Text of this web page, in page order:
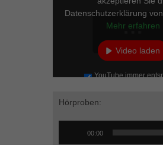
Datenschutzerklärung von
Mehr erfahren
Video laden
YouTube immer
Hörproben:
Audio-
00:00
Externe Medien (5)
Inhalte von Videoplattformen und Social-
standardmäßig blockiert. Wenn Cookies von
werden, bedarf der Zugriff auf diese Inhalte
powered by Borlabs Cookie